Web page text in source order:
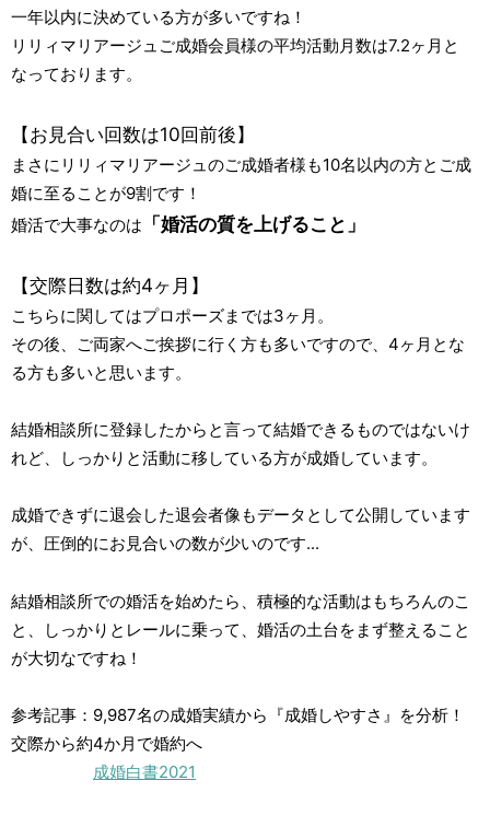
一年以内に決めている方が多いですね！
リリィマリアージュご成婚会員様の平均活動月数は7.2ヶ月と
なっております。
【お見合い回数は10回前後】
まさにリリィマリアージュのご成婚者様も10名以内の方とご成
婚に至ることが9割です！
婚活で大事なのは 「婚活の質を上げること」
【交際日数は約4ヶ月】
こちらに関してはプロポーズまでは3ヶ月。
その後、ご両家へご挨拶に行く方も多いですので、4ヶ月とな
る方も多いと思います。
結婚相談所に登録したからと言って結婚できるものではないけ
れど、しっかりと活動に移している方が成婚しています。
成婚できずに退会した退会者像もデータとして公開しています
が、圧倒的にお見合いの数が少いのです...
結婚相談所での婚活を始めたら、積極的な活動はもちろんのこ
と、しっかりとレールに乗って、婚活の土台をまず整えること
が大切なですね！
参考記事：9,987名の成婚実績から『成婚しやすさ』を分析！
交際から約4か月で婚約へ
成婚白書2021